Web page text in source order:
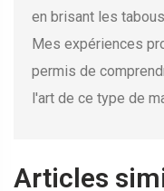
en brisant les
Mes expériences
permis de
l'art de ce type de
Articles